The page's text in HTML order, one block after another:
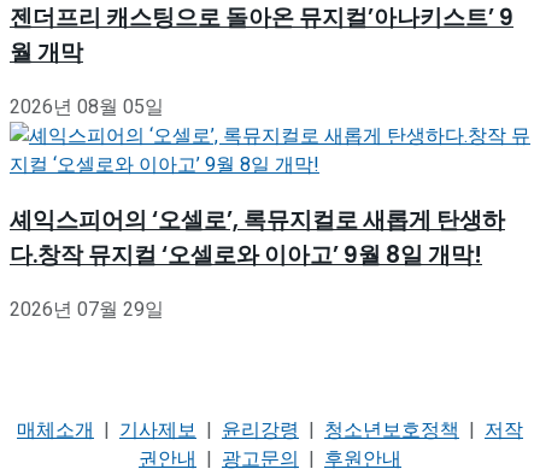
젠더프리 캐스팅으로 돌아온 뮤지컬’아나키스트’ 9
월 개막
2026년 08월 05일
셰익스피어의 ‘오셀로’, 록뮤지컬로 새롭게 탄생하
다.창작 뮤지컬 ‘오셀로와 이아고’ 9월 8일 개막!
2026년 07월 29일
매체소개 | 기사제보 | 윤리강령 | 청소년보호정책 | 저작
권안내 | 광고문의 | 후원안내